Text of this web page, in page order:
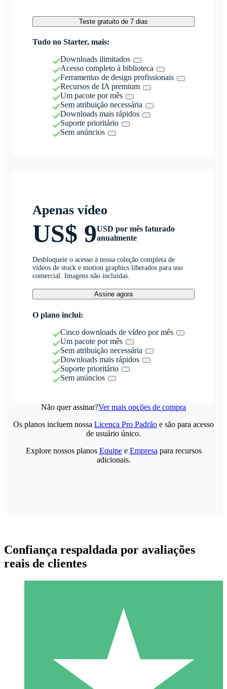
Teste gratuito de 7 dias
Tudo no Starter, mais:
Downloads ilimitados
Acesso completo à biblioteca
Ferramentas de design profissionais
Recursos de IA premium
Um pacote por mês
Sem atribuição necessária
Downloads mais rápidos
Suporte prioritário
Sem anúncios
Apenas vídeo
US$ 9USD por mês faturado
anualmente
Desbloqueie o acesso à nossa coleção completa de
vídeos de stock e motion graphics liberados para uso
comercial. Imagens não incluídas.
Assine agora
O plano inclui:
Cinco downloads de vídeo por mês
Um pacote por mês
Sem atribuição necessária
Downloads mais rápidos
Suporte prioritário
Sem anúncios
Não quer assinar?Ver mais opções de compra
Pacotes de Créditos Individuais
Pague conforme o uso com créditos de download. Sem
Os planos incluem nossa Licença Pro Padrão e são para acesso
de usuário único.
Explore nossos planos Equipee Empresa para recursos
adicionais.
Confiança respaldada por avaliações
reais de clientes